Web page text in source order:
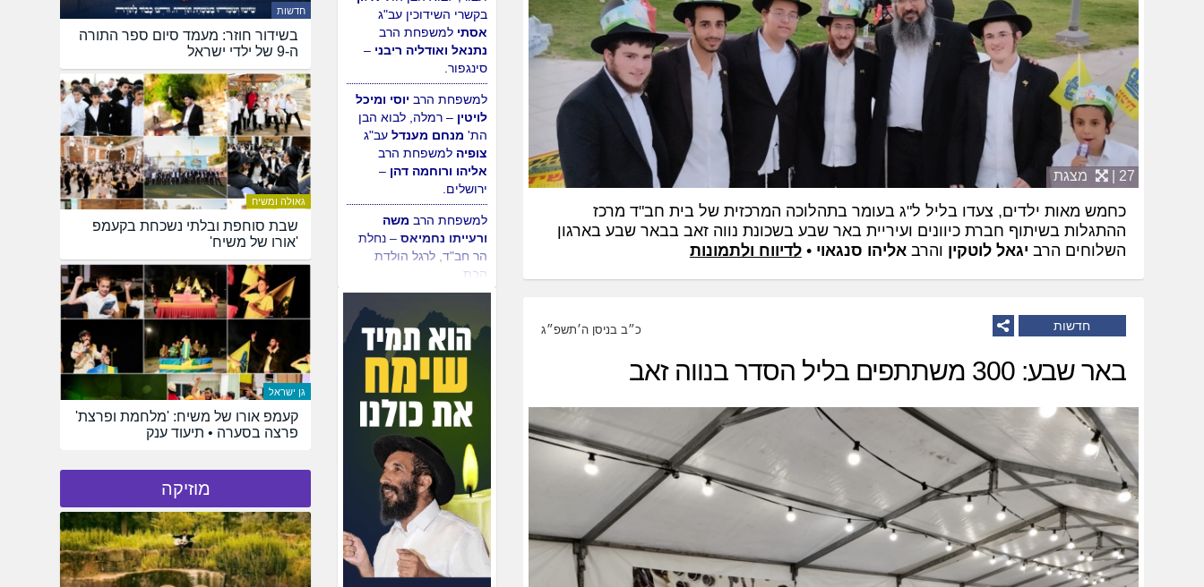
27 | מצגת
כחמש מאות ילדים, צעדו בליל ל"ג בעומר בתהלוכה המרכזית של בית חב"ד מרכז
ההתגלות בשיתוף חברת כיוונים ועיריית באר שבע בשכונת נווה זאב בבאר שבע בארגון
השלוחים הרב יגאל לוטקין והרבאליהו סנגאוי •לדיווח ולתמונות
חדשות כ״ב בניסן ה׳תשפ״ג
באר שבע: 300 משתתפים בליל הסדר בנווה זאב
ברקת.
למשפחת הרבאהרון
ורויטל בן ארי
תבור, לבוא הבן הת'אלון
בקשרי השידוכין עב"ג
אסתי למשפחת הרב
נתנאל ואודליה ריבני–
סינגפור.
למשפחת הרב
לויטין– רמלה, לבוא הבן
הת'מנחם מענדלעב"ג
צופיהלמשפחת הרב
אליהו ורוחמה דהן–
ירושלים.
חדשות
בשידור חוזר: מעמד סיום ספר התורה
ה-9 של ילדי ישראל
גאולה ומשיח
שבת סוחפת ובלתי נשכחת בקעמפ
'אורו של משיח'
גן ישראל
קעמפ אורו של משיח: 'מלחמת ופרצת'
פרצה בסערה • תיעוד ענק
מוזיקה